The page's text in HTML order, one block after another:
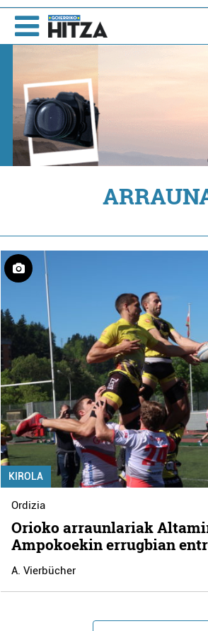
KIROLA
Ordizia
Orioko arraunlariak
Ampokoekin errugbian
A. Vierbücher